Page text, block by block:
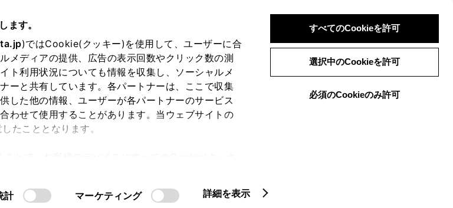
ます。
)ではCookie(クッキー)を使用して、ユーザーに合
メディアの提供、広告の表示回数やクリック数の測
ト利用状況についても情報を収集し、ソーシャルメ
ーと共有しています。各パートナーは、ここで収集
した他の情報、ユーザーが各パートナーのサービス
わせて使用することがあります。当ウェブサイトの
たこととなります。
計 マーケティング 詳細を表示
すべてのCookieを許可
選択中のCookieを許可
必須のCookieのみ許可
ログイン 検索 メニュー
メニュー
入り 保存した見積り